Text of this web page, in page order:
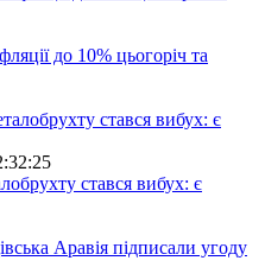
до 10% цьогоріч та
стався вибух: є